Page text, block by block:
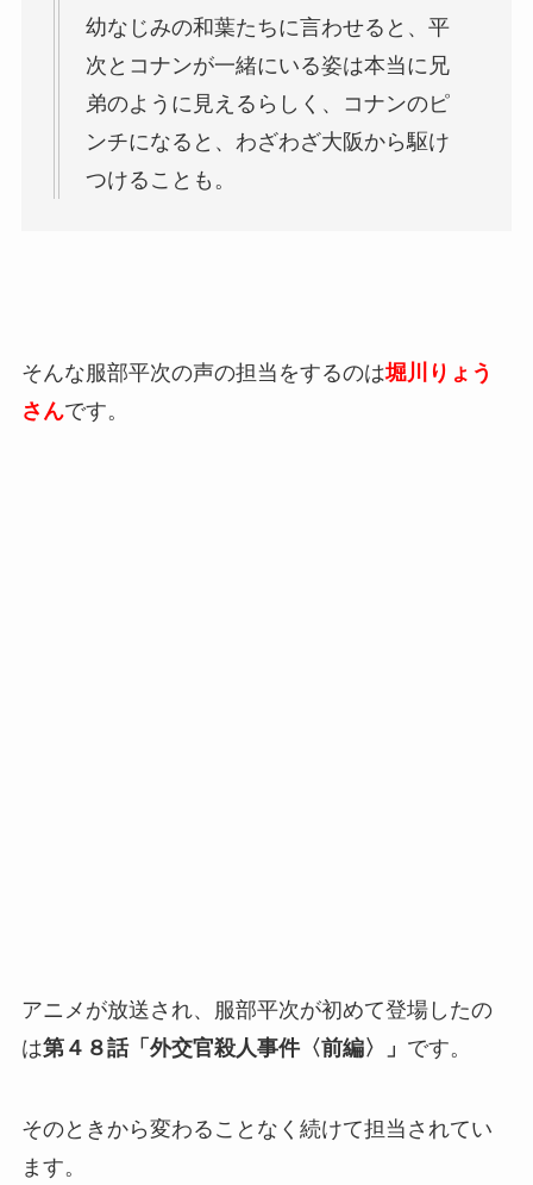
幼なじみの和葉たちに言わせると、平
次とコナンが一緒にいる姿は本当に兄
弟のように見えるらしく、コナンのピ
ンチになると、わざわざ大阪から駆け
つけることも。
そんな服部平次の声の担当をするのは堀川りょう
さんです。
アニメが放送され、服部平次が初めて登場したの
は第４８話「外交官殺人事件〈前編〉」 です。
そのときから変わることなく続けて担当されてい
ます。